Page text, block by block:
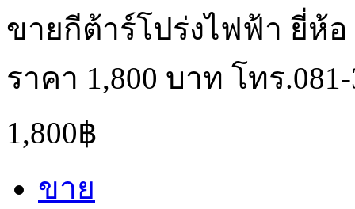
ขายกีต้าร์โปร่งไฟฟ้า ยี่ห้อ
ราคา 1,800 บาท โทร.081-
1,800฿
ขาย